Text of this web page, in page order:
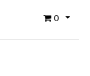
0